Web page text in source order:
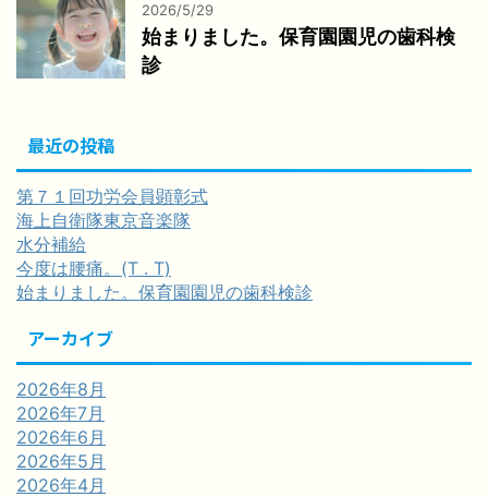
2026/5/29
始まりました。保育園園児の歯科検
診
最近の投稿
第７１回功労会員顕彰式
海上自衛隊東京音楽隊
水分補給
今度は腰痛。(T . T)
始まりました。保育園園児の歯科検診
アーカイブ
2026年8月
2026年7月
2026年6月
2026年5月
2026年4月